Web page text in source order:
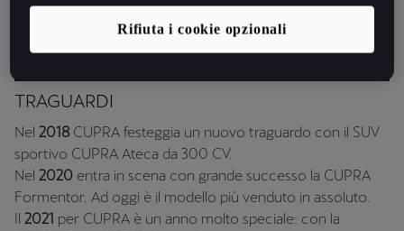
TRAGUARDI
Nel 2018 CUPRA festeggia un nuovo traguardo con il SUV
sportivo CUPRA Ateca da 300 CV.
Nel 2020 entra in scena con grande successo la CUPRA
Formentor. Ad oggi è il modello più venduto in assoluto.
2021 per CUPRA è un anno molto speciale: con la
Rifiuta i cookie opzionali